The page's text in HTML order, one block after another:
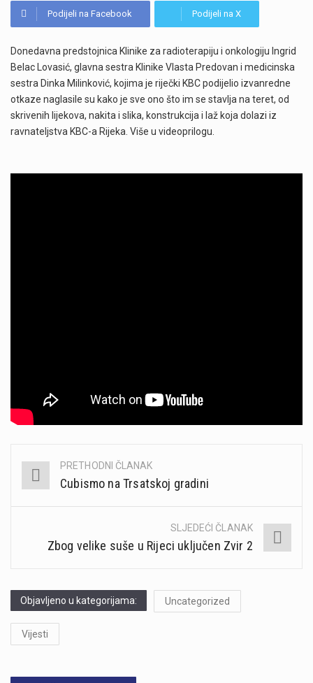
Podijeli na Facebook Podijeli na X
Donedavna predstojnica Klinike za radioterapiju i onkologiju Ingrid
Belac Lovasić, glavna sestra Klinike Vlasta Predovan i medicinska
sestra Dinka Milinković, kojima je riječki KBC podijelio izvanredne
otkaze naglasile su kako je sve ono što im se stavlja na teret, od
skrivenih lijekova, nakita i slika, konstrukcija i laž koja dolazi iz
ravnateljstva KBC-a Rijeka. Više u videoprilogu.
Post
PRETHODNI ČLANAK
Cubismo na Trsatskoj gradini
SLJEDEĆI ČLANAK
Zbog velike suše u Rijeci uključen Zvir 2
Objavljeno u kategorijama: Uncategorized
Vijesti